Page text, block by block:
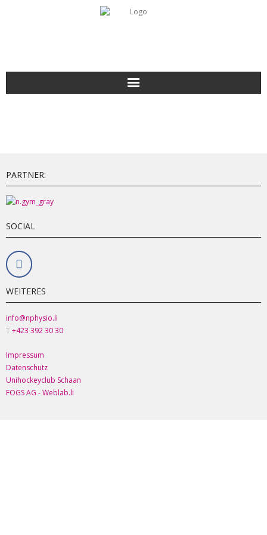
PARTNER:
SOCIAL
WEITERES
info@nphysio.li
T+423 392 30 30
Impressum
Datenschutz
Unihockeyclub Schaan
FOGS AG - Weblab.li